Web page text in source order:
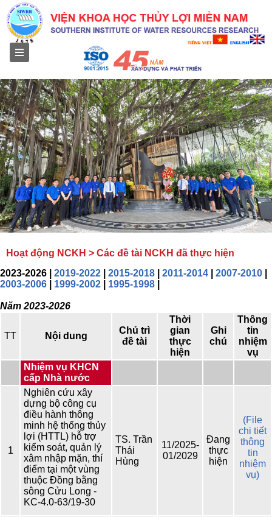
Hoạt động NCKH > Các đề tài NCKH đã thực hiện
2023-2026 | 2019-2022 2015-2018 2011-2014 2007-2010
2003-2006
1999-2002 1995-1998
Năm 2023-2026
TT Nội dung
Chủ trì
đề tài
Thời
gian
thực
hiện
Ghi
chú
Thông
tin
nhiệm
vụ
Nhiệm vụ KHCN
cấp Nhà nước
1
Nghiên cứu xây
dựng bộ công cụ
điều hành thông
minh hệ thống thủy
lợi (HTTL) hỗ trợ
kiểm soát, quản lý
xâm nhập mặn, thí
điểm tại một vùng
thuộc Đồng bằng
sông Cửu Long -
KC-4.0-63/19-30
TS. Trần
Thái
Hùng
11/2025-
01/2029
Đang
thực
hiện
(File
chi tiết
thông
tin
nhiệm
vụ)